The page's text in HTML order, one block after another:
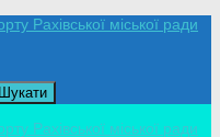
Рахівської міської ради
Рахівської міської ради